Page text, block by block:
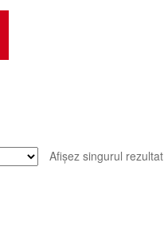
Afișez singurul rezultat